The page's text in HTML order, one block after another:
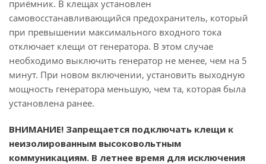
приёмник. В клещах установлен
самовосстанавливающийся предохранитель, который
при превышении максимального входного тока
отключает клещи от генератора. В этом случае
необходимо выключить генератор не менее, чем на 5
минут. При новом включении, установить выходную
мощность генератора меньшую, чем та, которая была
установлена ранее.
ВНИМАНИЕ! Запрещается подключать клещи к
неизолированным высоковольтным
коммуникациям. В летнее время для исключения